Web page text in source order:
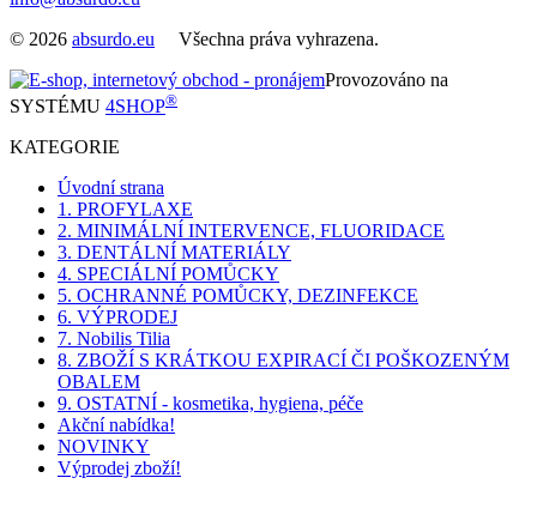
© 2026 absurdo.eu Všechna práva vyhrazena.
Provozováno na
SYSTÉMU 4SHOP®
KATEGORIE
Úvodní strana
1. PROFYLAXE
2. MINIMÁLNÍ INTERVENCE, FLUORIDACE
3. DENTÁLNÍ MATERIÁLY
4. SPECIÁLNÍ POMŮCKY
5. OCHRANNÉ POMŮCKY, DEZINFEKCE
6. VÝPRODEJ
7. Nobilis Tilia
8. ZBOŽÍ S KRÁTKOU EXPIRACÍ ČI POŠKOZENÝM
OBALEM
9. OSTATNÍ - kosmetika, hygiena, péče
Akční nabídka!
NOVINKY
Výprodej zboží!